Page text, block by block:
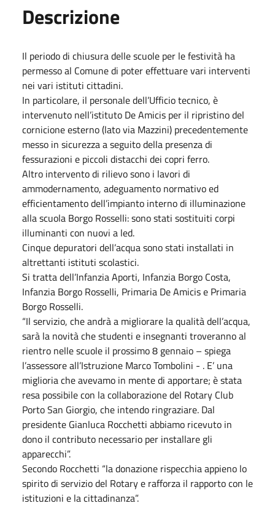
Descrizione
Il periodo di chiusura delle scuole per le festività ha
permesso al Comune di poter effettuare vari interventi
nei vari istituti cittadini.
In particolare, il personale dell’Ufficio tecnico, è
intervenuto nell’istituto De Amicis per il ripristino del
cornicione esterno (lato via Mazzini) precedentemente
messo in sicurezza a seguito della presenza di
fessurazioni e piccoli distacchi dei copri ferro.
Altro intervento di rilievo sono i lavori di
ammodernamento, adeguamento normativo ed
efficientamento dell’impianto interno di illuminazione
alla scuola Borgo Rosselli: sono stati sostituiti corpi
illuminanti con nuovi a led.
Cinque depuratori dell’acqua sono stati installati in
altrettanti istituti scolastici.
Si tratta dell’Infanzia Aporti, Infanzia Borgo Costa,
Infanzia Borgo Rosselli, Primaria De Amicis e Primaria
Borgo Rosselli.
“Il servizio, che andrà a migliorare la qualità dell’acqua,
sarà la novità che studenti e insegnanti troveranno al
rientro nelle scuole il prossimo 8 gennaio – spiega
l’assessore all’Istruzione Marco Tombolini - . E’ una
miglioria che avevamo in mente di apportare; è stata
resa possibile con la collaborazione del Rotary Club
Porto San Giorgio, che intendo ringraziare. Dal
presidente Gianluca Rocchetti abbiamo ricevuto in
dono il contributo necessario per installare gli
apparecchi”.
Secondo Rocchetti “la donazione rispecchia appieno lo
spirito di servizio del Rotary e rafforza il rapporto con le
istituzioni e la cittadinanza”.